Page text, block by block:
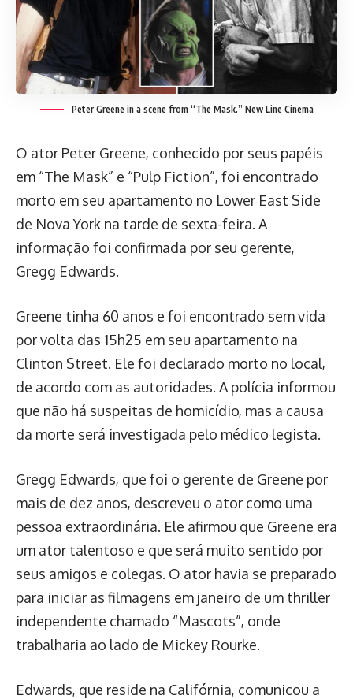
Peter Greene in a scene from “The Mask.” New Line Cinema
O ator Peter Greene, conhecido por seus papéis
em “The Mask” e “Pulp Fiction”, foi encontrado
morto em seu apartamento no Lower East Side
de Nova York na tarde de sexta-feira. A
informação foi confirmada por seu gerente,
Gregg Edwards.
Greene tinha 60 anos e foi encontrado sem vida
por volta das 15h25 em seu apartamento na
Clinton Street. Ele foi declarado morto no local,
de acordo com as autoridades. A polícia informou
que não há suspeitas de homicídio, mas a causa
da morte será investigada pelo médico legista.
Gregg Edwards, que foi o gerente de Greene por
mais de dez anos, descreveu o ator como uma
pessoa extraordinária. Ele afirmou que Greene era
um ator talentoso e que será muito sentido por
seus amigos e colegas. O ator havia se preparado
para iniciar as filmagens em janeiro de um thriller
independente chamado “Mascots”, onde
trabalharia ao lado de Mickey Rourke.
Edwards, que reside na Califórnia, comunicou a